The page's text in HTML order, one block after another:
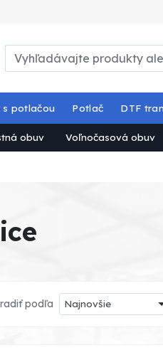
obuv Voľnočasová obuv
potlačou Potlač DTF
podľa Najnovšie